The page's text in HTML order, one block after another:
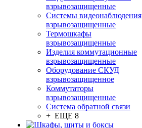
взрывозащищенные
Системы видеонаблюдения
взрывозащищенные
Термошкафы
взрывозащищенные
Изделия коммутационные
взрывозащищенные
Оборудование СКУД
взрывозащищенное
Коммутаторы
взрывозащищенные
Система обратной связи
+ ЕЩЕ 8